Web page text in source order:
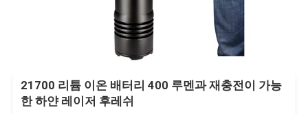
21700 리튬 이온 배터리 400 루멘과 재충전이 가능
한 하얀 레이저 후레쉬